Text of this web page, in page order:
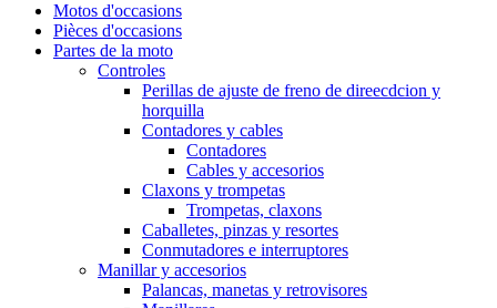
Motos d'occasions
Pièces d'occasions
Partes de la moto
Controles
Perillas de ajuste de freno de direecdcion y
horquilla
Contadores y cables
Contadores
Cables y accesorios
Claxons y trompetas
Trompetas, claxons
Caballetes, pinzas y resortes
Conmutadores e interruptores
Manillar y accesorios
Palancas, manetas y retrovisores